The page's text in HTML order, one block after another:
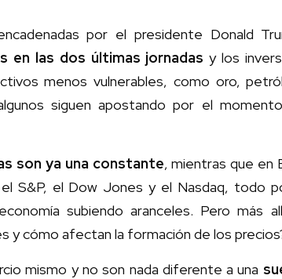
por el presidente Donald
en las dos últimas jornadas y los
menos vulnerables, como oro,
siguen apostando por el
son ya una constante, mientras que en
S&P, el Dow Jones y el Nasdaq, todo
subiendo aranceles. Pero más
y cómo afectan la formación de los
mismo y no son nada diferente a una